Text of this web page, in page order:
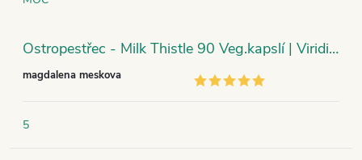
Ostropestřec - Milk Thistle 90 Veg.kapslí | Viridian
magdalena meskova
5